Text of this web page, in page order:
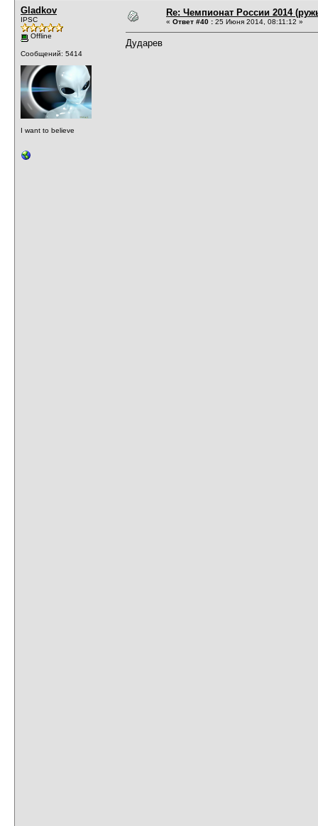
Gladkov
IPSC
Offline
Сообщений: 5414
I want to believe
Re: Чемпионат России 2014
« Ответ #40 : 25 Июня 2014, 08:11:12 »
Дударев